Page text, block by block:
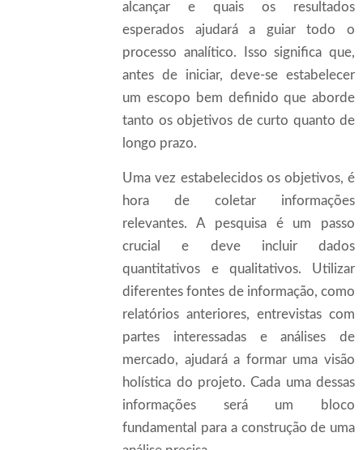
alcançar e quais os resultados
esperados ajudará a guiar todo o
processo analítico. Isso significa que,
antes de iniciar, deve-se estabelecer
um escopo bem definido que aborde
tanto os objetivos de curto quanto de
longo prazo.
Uma vez estabelecidos os objetivos, é
hora de coletar informações
relevantes. A pesquisa é um passo
crucial e deve incluir dados
quantitativos e qualitativos. Utilizar
diferentes fontes de informação, como
relatórios anteriores, entrevistas com
partes interessadas e análises de
mercado, ajudará a formar uma visão
holística do projeto. Cada uma dessas
informações será um bloco
fundamental para a construção de uma